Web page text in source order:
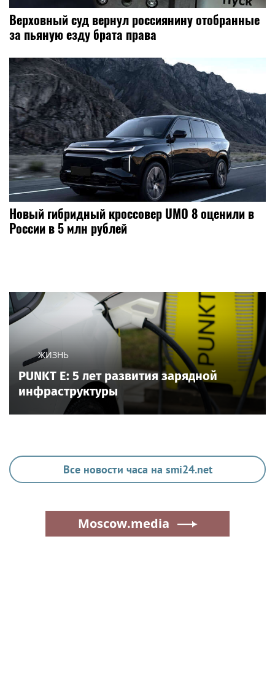
Верховный суд вернул россиянину отобранные
за пьяную езду брата права
Новый гибридный кроссовер UMO 8 оценили в
России в 5 млн рублей
ЖИЗНЬ
PUNKT E: 5 лет развития зарядной
инфраструктуры
Все новости часа на smi24.net
Moscow.media